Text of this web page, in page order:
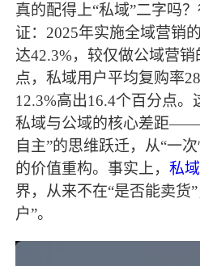
真的配得上“私域”二字吗
证：2025年实施全域营销
达42.3%，较仅做公域营
点，私域用户平均复购率
12.3%高出16.4个百分点
私域与公域的核心差距——
自主”的思维跃迁，从“一
的价值重构。事实上，私
界，从来不在“是否能卖货
户”。